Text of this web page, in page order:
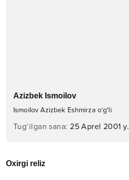
Azizbek Ismoilov
Ismoilov Azizbek Eshmirza o‘g‘li
Tug‘ilgan sana:25 Aprel 2001 y.
Oxirgi reliz